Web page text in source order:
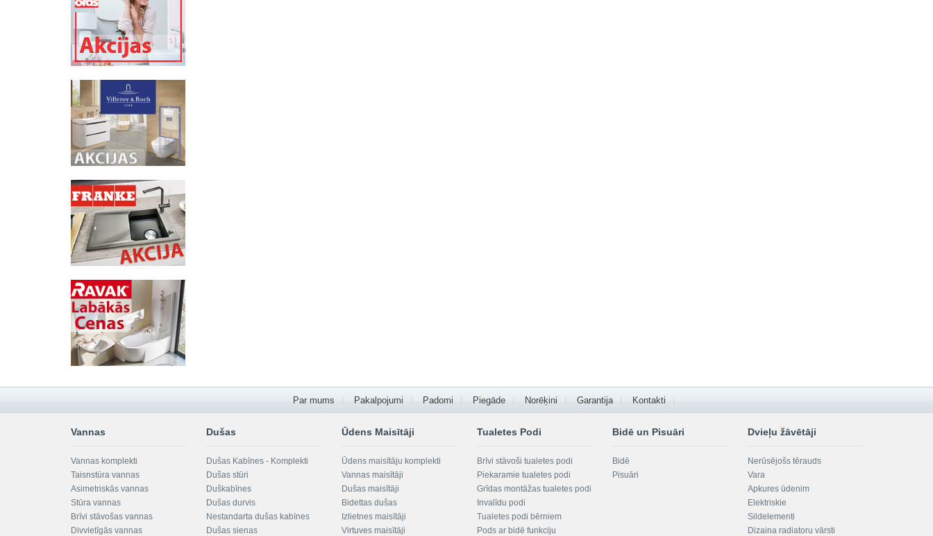
Par mums Pakalpojumi Padomi Piegāde Norēķini Garantija Kontakti
Vannas
Vannas komplekti
Taisnstūra vannas
Asimetriskās vannas
Stūra vannas
Brīvi stāvošas vannas
Divvietīgās vannas
Dušas
Dušas Kabīnes - Komplekti
Dušas stūri
Duškabīnes
Dušas durvis
Nestandarta dušas kabīnes
Dušas sienas
Ūdens Maisītāji
Ūdens maisītāju komplekti
Vannas maisītāji
Dušas maisītāji
Bidettas dušas
Izlietnes maisītāji
Virtuves maisītāji
Tualetes Podi
Brīvi stāvoši tualetes podi
Piekaramie tualetes podi
Grīdas montāžas tualetes podi
Invalīdu podi
Tualetes podi bērniem
Pods ar bidē funkciju
Bidē un Pisuāri
Bidē
Pisuāri
Dvieļu žāvētāji
Nerūsējošs tērauds
Vara
Apkures ūdenim
Elektriskie
Sildelementi
Dizaina radiatoru vārsti